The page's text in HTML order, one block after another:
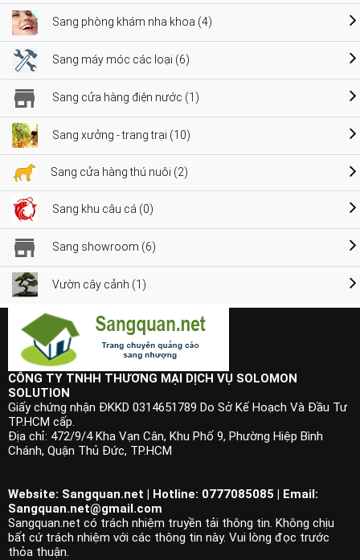
Sang phòng khám nha khoa (4)
Sang máy móc các loại (6)
Sang cửa hàng điện nước (1)
Sang xưởng - trang trại (10)
Sang cửa hàng thú nuôi (2)
Sang khu câu cá (0)
Sang showroom (6)
Vườn cây cảnh (1)
CÔNG TY TNHH THƯƠNG MẠI DỊCH VỤ SOLOMON
SOLUTION
Giấy chứng nhận ĐKKD 0314651789 Do Sở Kế Hoạch Và Đầu Tư
TP.HCM cấp.
Địa chỉ: 472/9/4 Kha Vạn Cân, Khu Phố 9, Phường Hiệp Bình
Chánh, Quận Thủ Đức, TP.HCM
Website: Sangquan.net | Hotline: 0777085085 | Email:
Sangquan.net@gmail.com
Sangquan.net có trách nhiệm truyền tải thông tin. Không chịu
bất cứ trách nhiệm với các thông tin này. Vui lòng đọc trước
thỏa thuận.